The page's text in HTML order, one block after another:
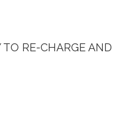
RE-CHARGE AND